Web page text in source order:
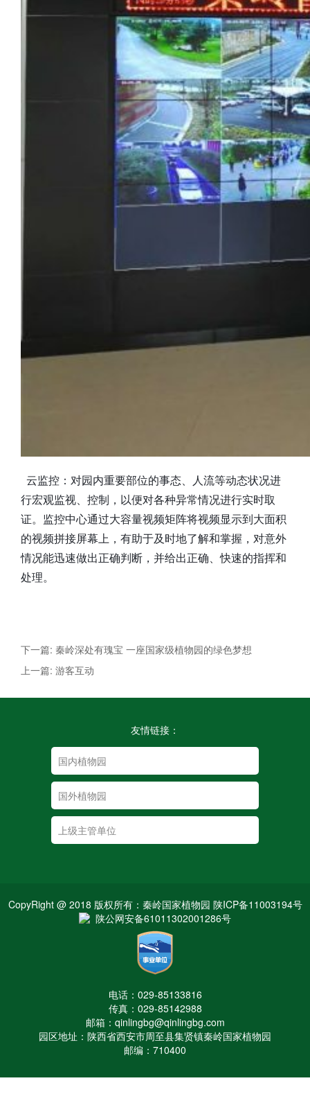
云监控：对园内重要部位的事态、人流等动态状况进
行宏观监视、控制，以便对各种异常情况进行实时取
证。监控中心通过大容量视频矩阵将视频显示到大面积
的视频拼接屏幕上，有助于及时地了解和掌握，对意外
情况能迅速做出正确判断，并给出正确、快速的指挥和
处理。
下一篇: 秦岭深处有瑰宝 一座国家级植物园的绿色梦想
上一篇: 游客互动
友情链接：
CopyRight @ 2018 版权所有：秦岭国家植物园 陕ICP备11003194号
陕公网安备61011302001286号
电话：029-85133816
传真：029-85142988
邮箱：qinlingbg@qinlingbg.com
园区地址：陕西省西安市周至县集贤镇秦岭国家植物园
邮编：710400